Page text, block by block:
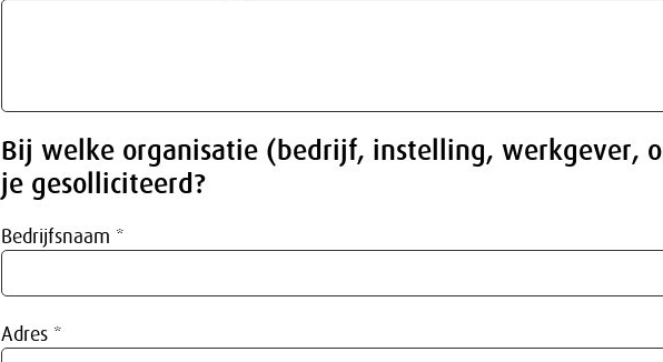
Bij welke organisatie (bedrijf, instelling, werkgever,
je gesolliciteerd?
Bedrijfsnaam *
Adres *